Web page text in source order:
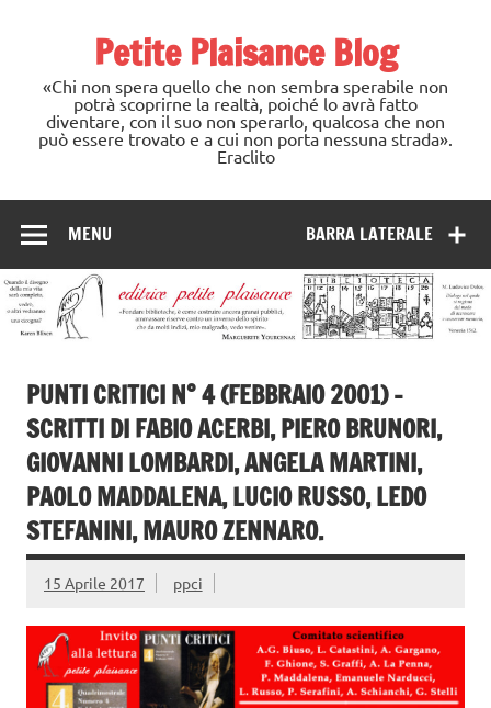
Petite Plaisance Blog
«Chi non spera quello che non sembra sperabile non
potrà scoprirne la realtà, poiché lo avrà fatto
diventare, con il suo non sperarlo, qualcosa che non
può essere trovato e a cui non porta nessuna strada».
Eraclito
BARRA LATERALE
MENU
PUNTI CRITICI N° 4 (FEBBRAIO 2001) –
SCRITTI DI FABIO ACERBI, PIERO BRUNORI,
GIOVANNI LOMBARDI, ANGELA MARTINI,
PAOLO MADDALENA, LUCIO RUSSO, LEDO
STEFANINI, MAURO ZENNARO.
15 Aprile 2017 ppci